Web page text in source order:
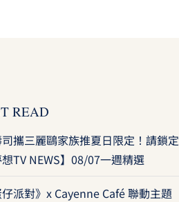
READ
攜三麗鷗家族推夏日限定！請鎖定
想TV NEWS】08/07一週精選
仔派對》x Cayenne Café 聯動主題